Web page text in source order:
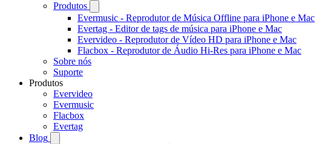
Produtos
Evermusic - Reprodutor de Música Offline para iPhone e Mac
Evertag - Editor de tags de música para iPhone e Mac
Evervideo - Reprodutor de Vídeo HD para iPhone e Mac
Flacbox - Reprodutor de Áudio Hi-Res para iPhone e Mac
Sobre nós
Suporte
Produtos
Evervideo
Evermusic
Flacbox
Evertag
Blog